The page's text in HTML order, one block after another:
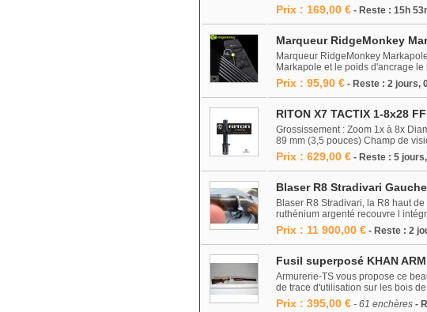
Prix : 169,00 € - Reste : 15h
Marqueur RidgeMonkey
Marqueur RidgeMonkey
Markapole et le poids d'ancrage
Prix : 95,90 € - Reste : 2 jours,
RITON X7 TACTIX 1-8x28
Grossissement : Zoom 1x à 8x
89 mm (3,5 pouces) Champ de
Prix : 629,00 € - Reste : 5
Blaser R8 Stradivari
Blaser R8 Stradivari, la R8 haut
ruthénium argenté recouvre l
Prix : 11 900,00 € - Reste : 2
Fusil superposé KHAN ARM
Armurerie-TS vous propose ce
de trace d'utilisation sur les bois
Prix : 395,00 € - 61 enchères -